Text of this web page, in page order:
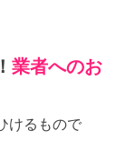
業者へのお
けるもので